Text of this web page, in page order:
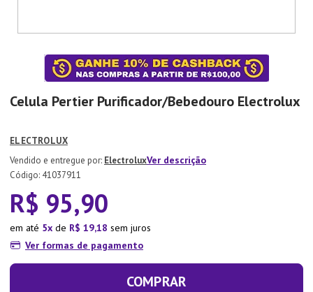
Celula Pertier Purificador/Bebedouro Electrolux
ELECTROLUX
ElectroluxVer descrição
: 41037911
R$ 95,90
em até 5 de R$ 19,18 sem juros
Ver formas de pagamento
COMPRAR
7º
Xicara
Tapete
Aparelho Jantar
10º Lixeira